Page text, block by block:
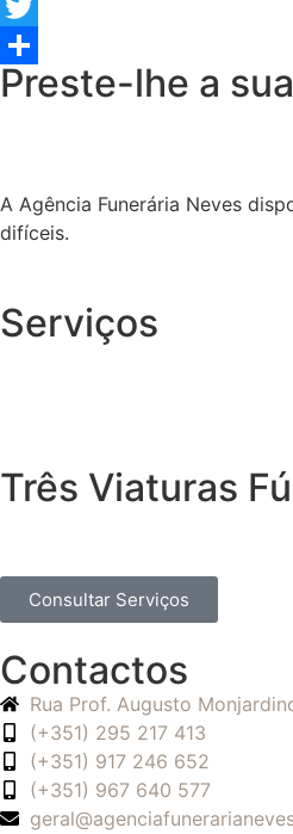
Facebook
Twitter
Share
Preste-lhe a
A Agência Funerária Neves
difíceis.
Serviços
Três Viaturas
Consultar Serviços
Contactos
Rua Prof. Augusto
(+351) 295 217 413
(+351) 917 246 652
(+351) 967 640 577